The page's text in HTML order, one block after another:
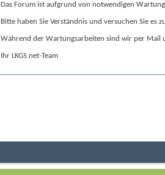
Das Forum ist aufgrund von notwendigen
Bitte haben Sie Verständnis und versuchen Sie es
Während der Wartungsarbeiten sind wir per Mail
Ihr LKGS.net-Team